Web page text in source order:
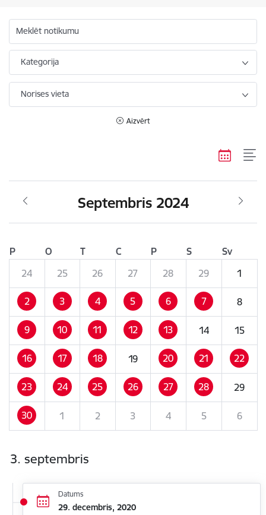
Meklēt notikumu
Kategorija
Norises vieta
Aizvērt
Septembris 2024
P O T C P S
Sv
24
25 26 27 28 29 1
2 3 4 5 6 7 8
9 10 11 12 13 14 15
16 17 18 19 20 21 22
23 24 25 26 27 28 29
30 1 2 3 4 5 6
3. septembris
Datums
29. decembris, 2020